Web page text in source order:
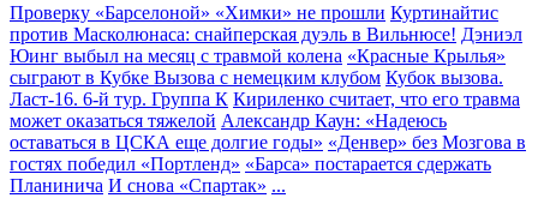
Проверку «Барселоной» «Химки» не прошли Куртинайтис
против Масколюнаса: снайперская дуэль в Вильнюсе! Дэниэл
Юинг выбыл на месяц с травмой колена «Красные Крылья»
сыграют в Кубке Вызова с немецким клубом Кубок вызова.
Ласт-16. 6-й тур. Группа К Кириленко считает, что его травма
может оказаться тяжелой Александр Каун: «Надеюсь
оставаться в ЦСКА еще долгие годы» «Денвер» без Мозгова в
гостях победил «Портленд» «Барса» постарается сдержать
Планинича И снова «Спартак» ...